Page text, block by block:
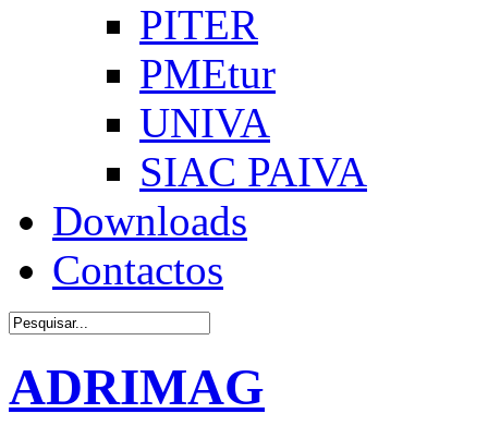
PITER
PMEtur
UNIVA
SIAC PAIVA
Downloads
Contactos
ADRIMAG